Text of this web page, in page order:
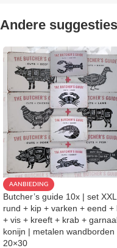
Andere
AANBIEDING
Butcher’s guide 10x | set
rund + kip + varken + eend +
+ vis + kreeft + krab +
konijn | metalen wandborden
20×30